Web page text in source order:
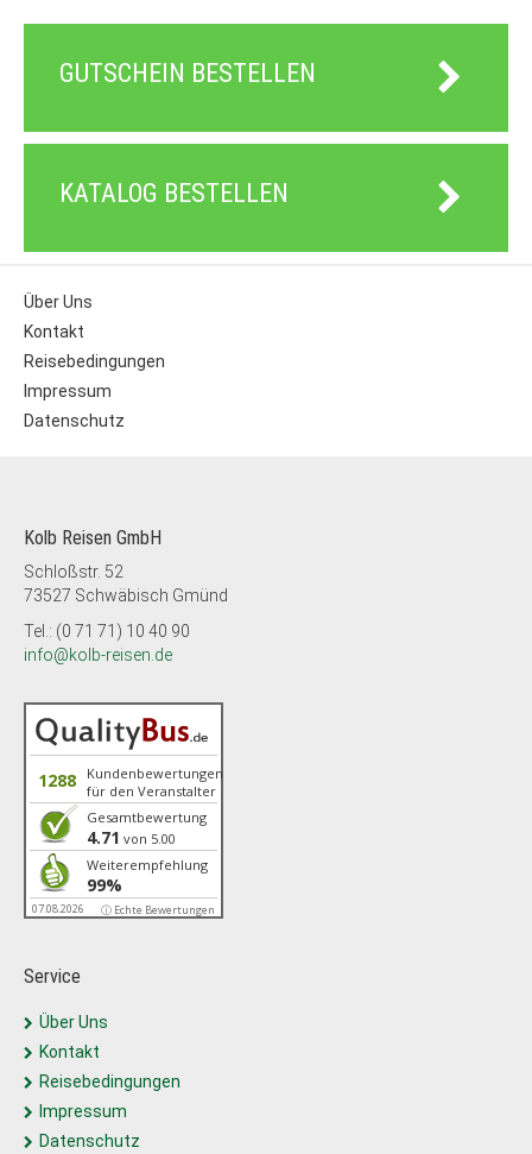
GUTSCHEIN BESTELLEN
KATALOG BESTELLEN
Über Uns
Kontakt
Reisebedingungen
Impressum
Datenschutz
Kolb Reisen GmbH
Schloßstr. 52
73527 Schwäbisch Gmünd
Tel.: (0 71 71) 10 40 90
info@kolb-reisen.de
1288
Kundenbewertungen
für den Veranstalter
Gesamtbewertung
4.71 von 5.00
Weiterempfehlung
99%
07.08.2026 ⓘ Echte Bewertungen
Service
Über Uns
Kontakt
Reisebedingungen
Impressum
Datenschutz